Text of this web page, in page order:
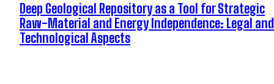
Deep Geological Repository as a Tool for Strategic
Raw-Material and Energy Independence: Legal and
Technological Aspects